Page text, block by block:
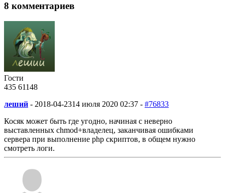
8 комментариев
Гости
435 61148
леший - 2018-04-2314 июля 2020 02:37 - #76833
Косяк может быть где угодно, начиная с неверно
выставленных chmod+владелец, заканчивая ошибками
сервера при выполнение php скриптов, в общем нужно
смотреть логи.